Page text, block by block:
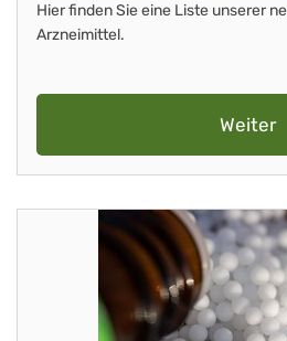
Hier finden Sie eine Liste unserer
Arzneimittel.
Weiter